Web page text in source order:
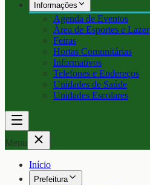
Informações
Agenda de Eventos
Área de Esportes e Lazer
Feiras
Hortas Comunitárias
Informativos
Telefones e Endereços
Unidades de Saúde
Unidades Escolares
Menu
Início
Prefeitura